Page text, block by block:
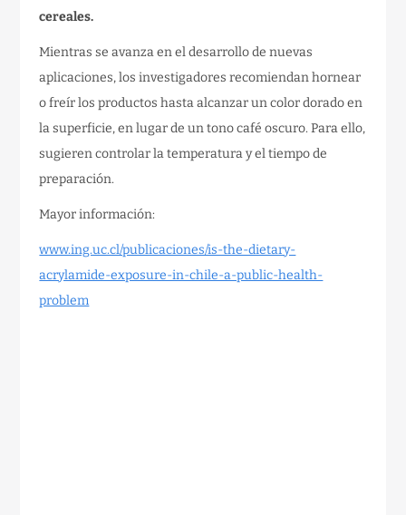
cereales.
Mientras se avanza en el desarrollo de nuevas
aplicaciones, los investigadores recomiendan hornear
o freír los productos hasta alcanzar un color dorado en
la superficie, en lugar de un tono café oscuro. Para ello,
sugieren controlar la temperatura y el tiempo de
preparación.
Mayor información:
www.ing.uc.cl/publicaciones/is-the-dietary-
acrylamide-exposure-in-chile-a-public-health-
problem